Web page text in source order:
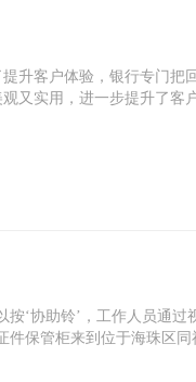
升客户体验，银行专门把
又实用，进一步提升了客
‘协助铃’，工作人员通过
保管柜来到位于海珠区